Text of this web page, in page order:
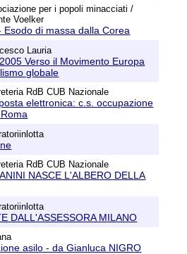
per i popoli minacciati /
Voelker
di massa dalla Corea
Lauria
Verso il Movimento Europa
globale
RdB CUB Nazionale
elettronica: c.s. occupazione
RdB CUB Nazionale
NASCE L'ALBERO DELLA
DALL'ASSESSORA MILANO
asilo - da Gianluca NIGRO